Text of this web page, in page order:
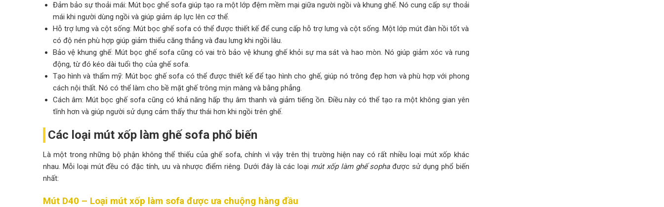
Đảm bảo sự thoải mái: Mút bọc ghế sofa giúp tạo ra một lớp đệm mềm mại giữa người ngồi và khung ghế. Nó cung cấp sự thoải
mái khi người dùng ngồi và giúp giảm áp lực lên cơ thể.
Hỗ trợ lưng và cột sống: Mút bọc ghế sofa có thể được thiết kế để cung cấp hỗ trợ lưng và cột sống. Một lớp mút đàn hồi tốt và
có độ nén phù hợp giúp giảm thiểu căng thẳng và đau lưng khi ngồi lâu.
Bảo vệ khung ghế: Mút bọc ghế sofa cũng có vai trò bảo vệ khung ghế khỏi sự ma sát và hao mòn. Nó giúp giảm xóc và rung
động, từ đó kéo dài tuổi thọ của ghế sofa.
Tạo hình và thẩm mỹ: Mút bọc ghế sofa có thể được thiết kế để tạo hình cho ghế, giúp nó trông đẹp hơn và phù hợp với phong
cách nội thất. Nó có thể làm cho bề mặt ghế trông mịn màng và bằng phẳng.
Cách âm: Mút bọc ghế sofa cũng có khả năng hấp thụ âm thanh và giảm tiếng ồn. Điều này có thể tạo ra một không gian yên
tĩnh hơn và giúp người sử dụng cảm thấy thư thái hơn khi ngồi trên ghế.
Các loại mút xốp làm ghế sofa phổ biến
Là một trong những bộ phận không thể thiếu của ghế sofa, chính vì vậy trên thị trường hiện nay có rất nhiều loại mút xốp khác
nhau. Mỗi loại mút đều có đặc tính, ưu và nhược điểm riêng. Dưới đây là các loại mút xốp làm ghế sophađược sử dụng phổ biến
nhất:
Mút D40 – Loại mút xốp làm sofa được ưa chuộng hàng đầu